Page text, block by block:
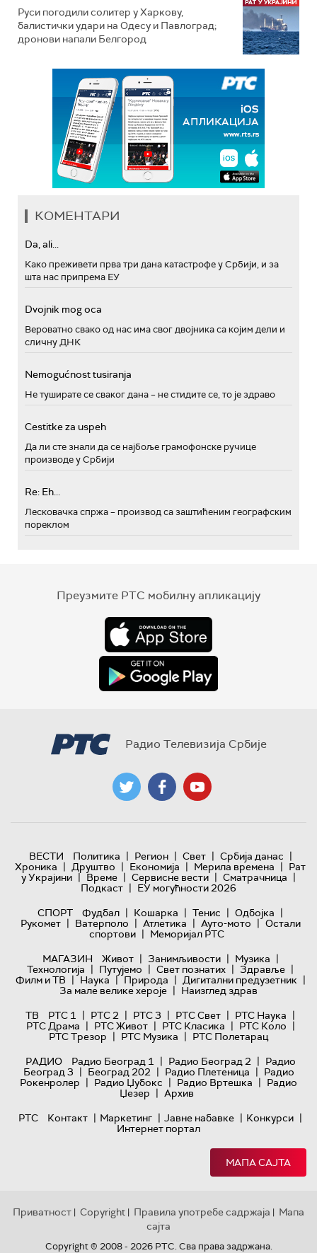
Руси погодили солитер у Харкову,
балистички удари на Одесу и Павлоград;
дронови напали Белгород
КОМЕНТАРИ
Da, ali...
Како преживети прва три дана катастрофе у Србији, и за
шта нас припрема ЕУ
Dvojnik mog oca
Вероватно свако од нас има свог двојника са којим дели и
сличну ДНК
Nemogućnost tusiranja
Не туширате се сваког дана – не стидите се, то је здраво
Cestitke za uspeh
Да ли сте знали да се најбоље грамофонске ручице
производе у Србији
Re: Eh...
Лесковачка спржа – производ са заштићеним географским
пореклом
Преузмите РТС мобилну апликацију
Радио Телевизија Србије
ВЕСТИ Политика | Регион | Свет | Србија данас |
Хроника | Друштво | Економија | Мерила времена | Рат
у Украјини | Време | Сервисне вести | Сматрачница |
Подкаст | ЕУ могућности 2026
СПОРТ
Фудбал | Кошарка | Тенис | Одбојка |
Рукомет | Ватерполо | Атлетика | Ауто-мото | Остали
спортови | Меморијал РТС
МАГАЗИН
Живот | Занимљивости | Музика |
Технологијa | Путујемо | Свет познатих | Здравље |
Филм и ТВ | Наука | Природа | Дигитални предузетник |
За мале велике хероје | Наизглед здрав
ТВ
РТС 1 | РТС 2 | РТС 3 | РТС Свет | РТС Наука |
РТС Драма | РТС Живот | РТС Класика | РТС Коло |
РТС Трезор | РТС Музика | РТС Полетарац
РАДИО
Радио Београд 1 | Радио Београд 2 | Радио
Београд 3 | Београд 202 | Радио Плетеница | Радио
Рокенролер | Радио Џубокс | Радио Вртешка | Радио
Џезер | Архив
РТС
Контакт | Маркетинг | Јавне набавке | Конкурси |
Интернет портал
МАПА САЈТА
Приватност | Copyright | Правила употребе садржаја | Мапа
сајта
Copyright © 2008 - 2026 РТС. Сва права задржана.